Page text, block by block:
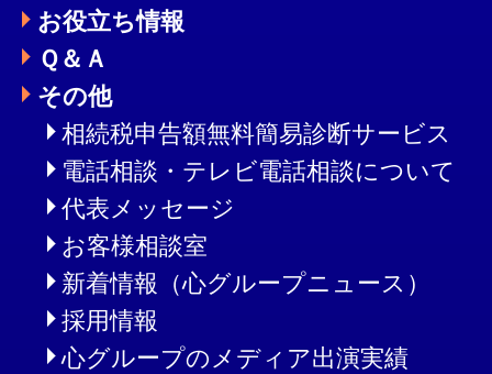
お役立ち情報
Ｑ＆Ａ
その他
相続税申告額無料簡易診断サービス
電話相談・テレビ電話相談について
代表メッセージ
お客様相談室
新着情報（心グループニュース）
採用情報
心グループのメディア出演実績